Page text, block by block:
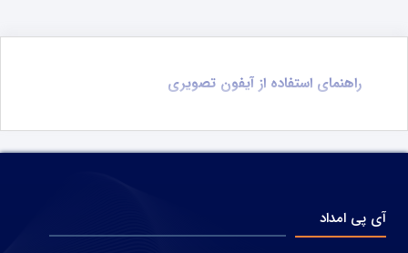
راهنمای استفاده از آیفون تصویری
آی پی امداد